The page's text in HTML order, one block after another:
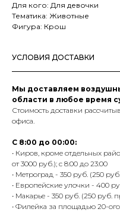
Для кого: Для девочки
Тематика: Животные
Фигура: Крош
УСЛОВИЯ ДОСТАВКИ
Мы доставляем
области в любое время
Стоимость доставки
офиса.
С 8:00 до 00:00:
• Киров, кроме отдельных
от 3000 руб.); с 8:00 до 23:00
• Метроград - 350 руб. (250
• Европейские улочки - 400
• Макарье - 350 руб. (250 руб.
• Филейка за площадью 20-